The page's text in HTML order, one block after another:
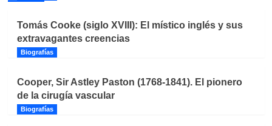
Tomás Cooke (siglo XVIII): El místico inglés y sus
extravagantes creencias
Biografías
Cooper, Sir Astley Paston (1768-1841). El pionero
de la cirugía vascular
Biografías